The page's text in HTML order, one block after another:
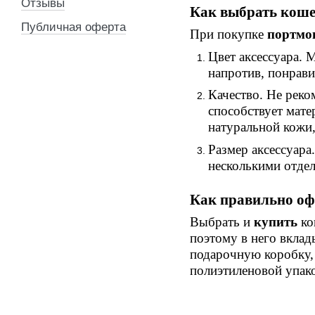
Как выбрать
При покупке
Цвет
напротив,
Качество. Не
способствует
натуральной
Размер
несколькими
Как правильно
Выбрать и купить
поэтому в него
подарочную
полиэтиленовой
Отзывы
Публичная оферта